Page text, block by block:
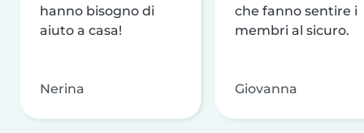
hanno bisogno di
aiuto a casa!
Nerina
che fanno sentire i
membri al sicuro.
Giovanna